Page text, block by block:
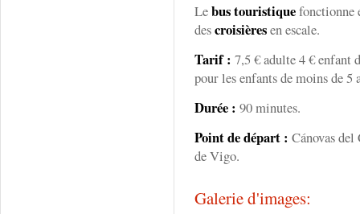
Lebus touristiquefonctionne
descroisièresen escale.
Tarif : 7,5 € adulte 4 € enfant
pour les enfants de moins de 5
Durée : 90 minutes.
Point de départ : Cánovas
de Vigo.
Galerie d'images: